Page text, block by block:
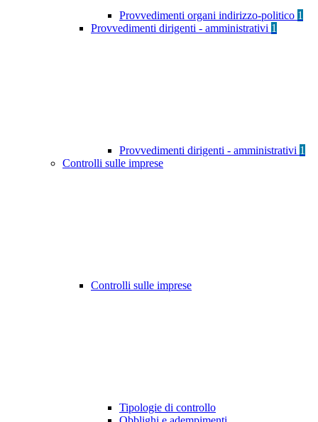
Provvedimenti organi indirizzo-politico 1
Provvedimenti dirigenti - amministrativi 1
Provvedimenti dirigenti - amministrativi 1
Controlli sulle imprese
Controlli sulle imprese
Tipologie di controllo